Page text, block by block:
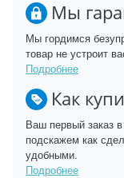
Мы
Мы гордимся
товар не устроит
Подробнее
Как
Ваш первый заказ
подскажем как
удобными.
Подробнее